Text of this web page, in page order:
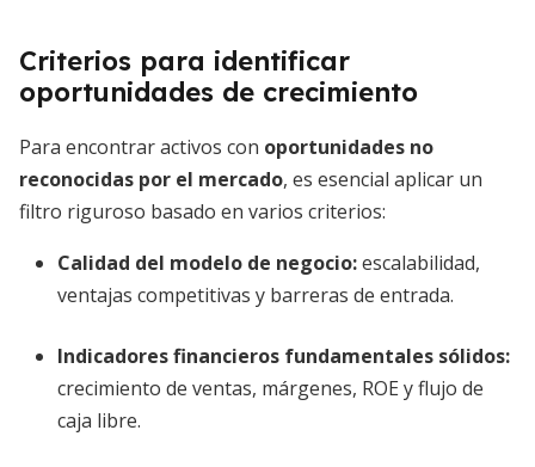
Criterios para identificar
oportunidades de crecimiento
Para encontrar activos con oportunidades no
reconocidas por el mercado, es esencial aplicar un
filtro riguroso basado en varios criterios:
Calidad del modelo de negocio:escalabilidad,
ventajas competitivas y barreras de entrada.
Indicadores financieros fundamentales sólidos:
crecimiento de ventas, márgenes, ROE y flujo de
caja libre.